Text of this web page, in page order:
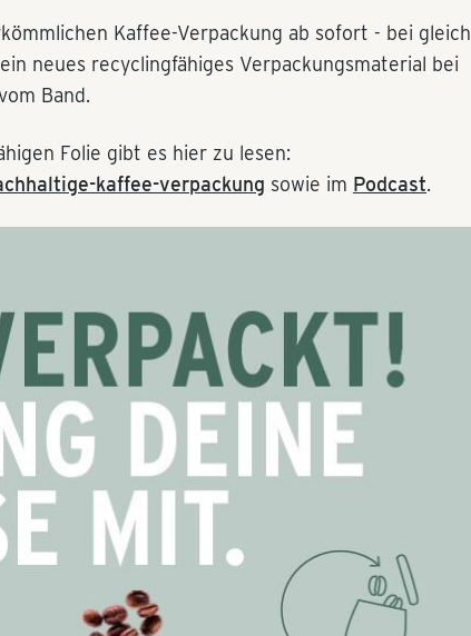
Kaffee-Verpackung ab sofort - bei gleich
neues recyclingfähiges Verpackungsmaterial bei
Band.
Folie gibt es hier zu lesen:
kaffee-verpackung sowie im Podcast.